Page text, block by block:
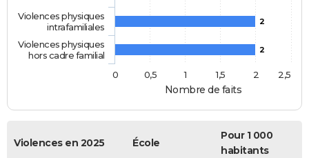
Nombre de faits
2
2
Violences physiques
intrafamiliales
Violences physiques
hors cadre familial
0
0,5 1 1,5 2 2,5
Violences en 2025 École
Pour 1 000
habitants